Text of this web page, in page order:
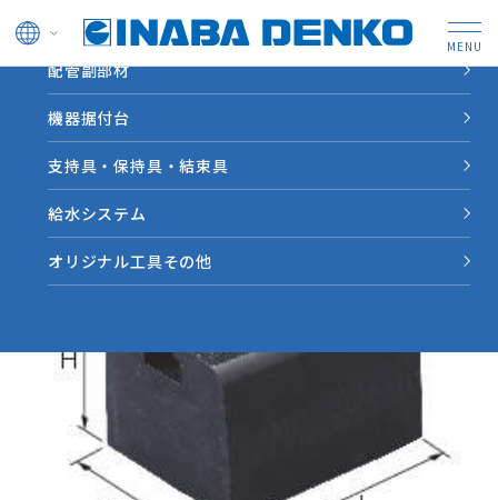
ドレン管
配管副部材
機器据付台
支持具・保持具・結束具
給水システム
オリジナル工具その他
HOME
製品情報
【CR-H】リサイクロックＣＲ ハンガーレールタイプ